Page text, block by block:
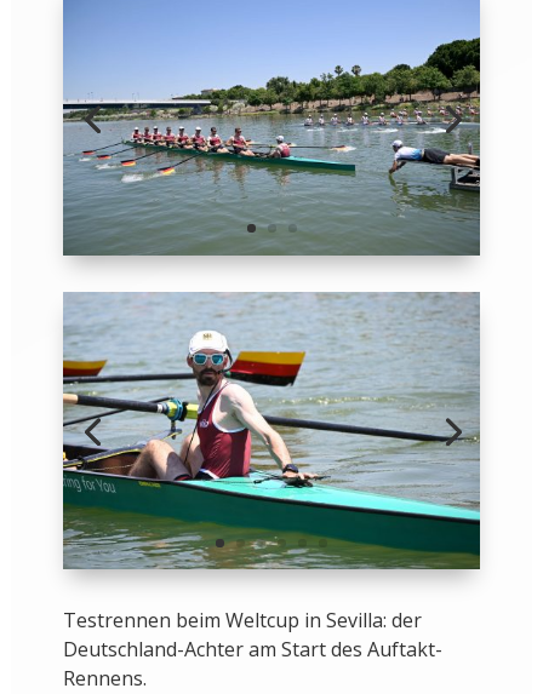
Testrennen beim Weltcup in Sevilla: der
Deutschland-Achter am Start des Auftakt-
Rennens.